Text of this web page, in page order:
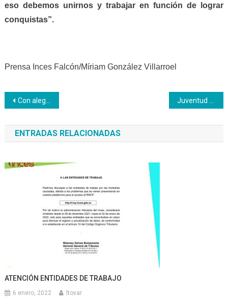
eso debemos unirnos y trabajar en función de lograr
conquistas”.
Prensa Inces Falcón/Míriam González Villarroel
Navegación
de
entradas
Con alegría cumanesa trabajadores del Inces afianzan lazos de unidad
ENTRADAS RELACIONADAS
ATENCIÓN ENTIDADES DE TRABAJO
6 enero, 2022 ltovar